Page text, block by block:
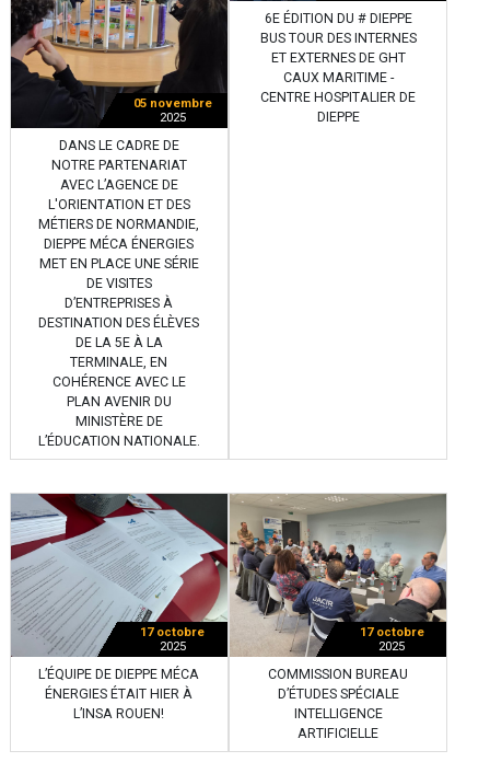
05 novembre
2025
DANS LE CADRE DE
NOTRE PARTENARIAT
AVEC L’AGENCE DE
L'ORIENTATION ET DES
MÉTIERS DE NORMANDIE,
DIEPPE MÉCA ÉNERGIES
MET EN PLACE UNE SÉRIE
DE VISITES
D’ENTREPRISES À
DESTINATION DES ÉLÈVES
DE LA 5E À LA
TERMINALE, EN
COHÉRENCE AVEC LE
PLAN AVENIR DU
MINISTÈRE DE
L’ÉDUCATION NATIONALE.
6E ÉDITION DU # DIEPPE
BUS TOUR DES INTERNES
ET EXTERNES DE GHT
CAUX MARITIME -
CENTRE HOSPITALIER DE
DIEPPE
17 octobre
2025
L’ÉQUIPE DE DIEPPE MÉCA
ÉNERGIES ÉTAIT HIER À
L’INSA ROUEN!
17 octobre
2025
COMMISSION BUREAU
D’ÉTUDES SPÉCIALE
INTELLIGENCE
ARTIFICIELLE